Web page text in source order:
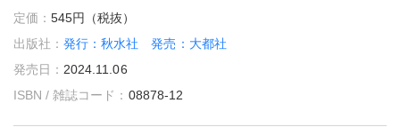
定価：545円（税抜）
出版社：発行：秋水社 発売：大都社
発売日： 2024.11.06
ISBN / 雑誌コード： 08878-12